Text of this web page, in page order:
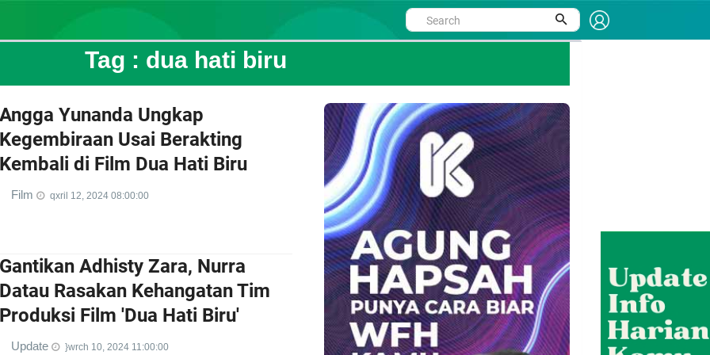
Tag : dua hati biru
Angga Yunanda Ungkap
Kegembiraan Usai Berakting
Kembali di Film Dua Hati Biru
Film qxril 12, 2024 08:00:00
Gantikan Adhisty Zara, Nurra
Datau Rasakan Kehangatan Tim
Produksi Film 'Dua Hati Biru'
Update }wrch 10, 2024 11:00:00